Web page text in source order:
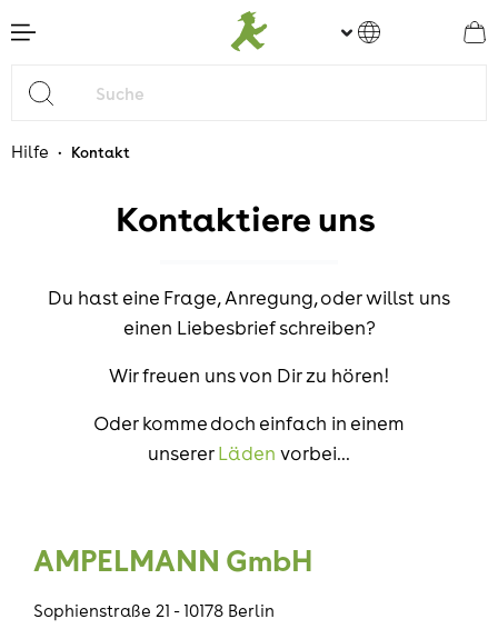
springen
Hilfe • Kontakt
Kontaktiere uns
Du hast eine Frage, Anregung, oder willst uns
einen Liebesbrief schreiben?
Wir freuen uns von Dir zu hören!
Oder komme doch einfach in einem
unsererLäden vorbei...
AMPELMANN GmbH
Sophienstraße 21 - 10178 Berlin